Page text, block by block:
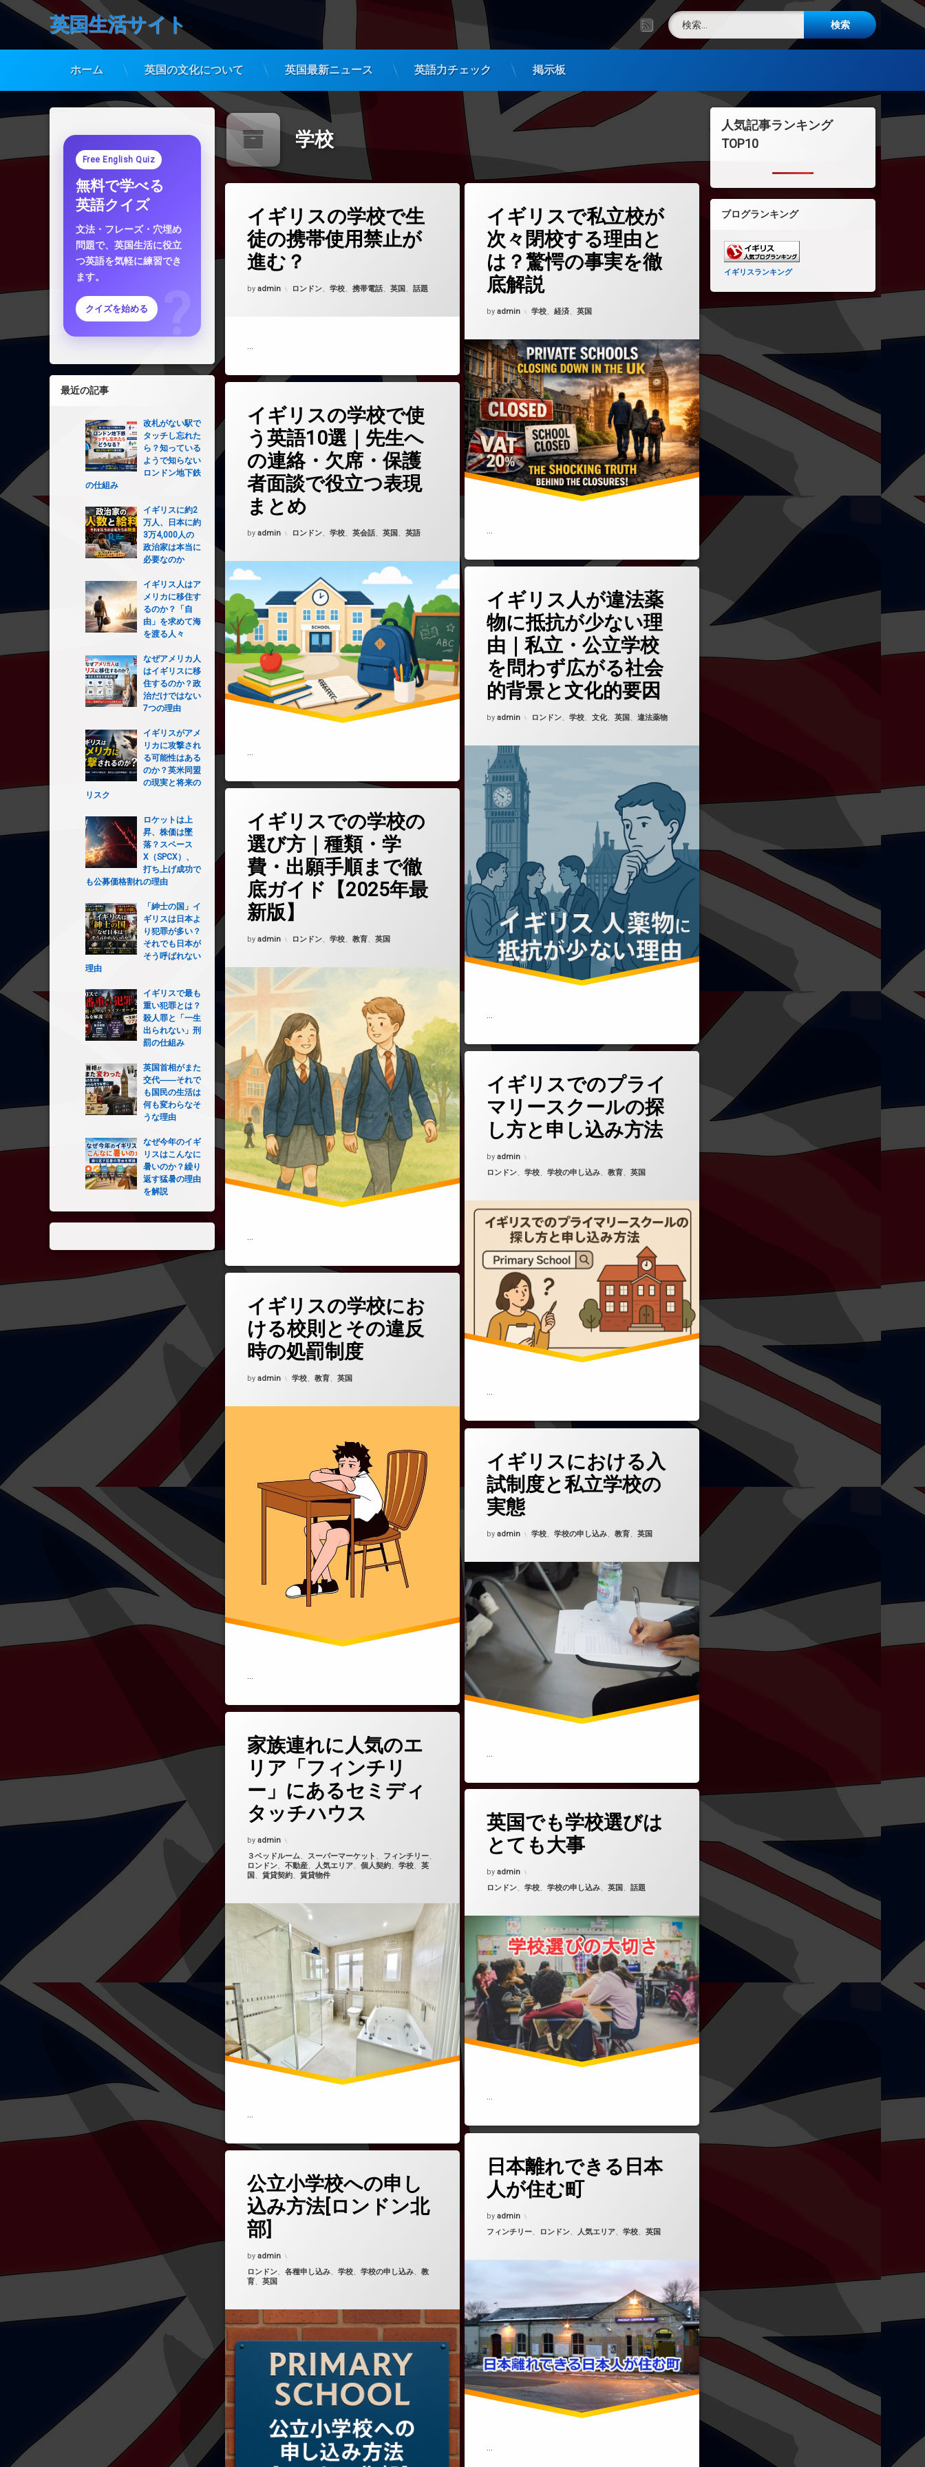
英国生活サイト RSS検索:
ホーム 英国の文化について 英国最新ニュース 英語力チェック 掲示板
学校
イギリスの学校で生
徒の携帯使用禁止が
進む？
Updated on 2026年4月20日
byadmin カテゴリー:
ロンドン、学校、携帯電話、英国 、話題
イギリスで私立校が
次々閉校する理由と
は？驚愕の事実を徹
底解説
Updated on 2026年4月14日
byadmin カテゴリー:
学校、経済、英国
…
(イギリスで私立校が次々閉校する理由とは？驚愕の事実を徹底解説)
イギリスの学校で使
う英語10選｜先生へ
の連絡・欠席・保護
者面談で役立つ表現
まとめ
Updated on 2026年4月11日
byadmin カテゴリー:
ロンドン、学校、英会話、英国 、英語
…
(イギリスの学校で使う英語10選｜先生への連絡・欠席・保護者面談で役立つ表現まとめ)
イギリス人が違法薬
物に抵抗が少ない理
由｜私立・公立学校
を問わず広がる社会
的背景と文化的要因
Updated on 2025年10月25日
byadmin カテゴリー:
ロンドン、学校、文化、英国 、違法薬物
…
(イギリス人が違法薬物に抵抗が少ない理由｜私立・公立学校を問わず広がる社会的背景と文化
イギリスでの学校の
選び方｜種類・学
費・出願手順まで徹
底ガイド【2025年最
新版】
Updated on 2025年10月16日
byadmin カテゴリー:
ロンドン、学校、教育、英国
…
(イギリスでの学校の選び方｜種類・学費・出願手順まで徹底ガイド【2025年最新版】)
イギリスでのプライ
マリースクールの探
し方と申し込み方法
Updated on
byadmin
カテゴリー:
ロンドン、学校、学校の申し込み、教育、英国
…
(イギリスでのプライマリースクールの探し方と申し込み方法)
イギリスの学校にお
ける校則とその違反
時の処罰制度
Updated on 2025年5月24日
byadmin カテゴリー:
学校、教育、英国
…
(イギリスの学校における校則とその違反時の処罰制度)
イギリスにおける入
試制度と私立学校の
実態
Updated on 2025年5月22日
byadmin カテゴリー:
学校、学校の申し込み、教育、英国
(イギリスにおける入試制度と私立学校の実態)
家族連れに人気のエ
リア「フィンチリ
ー」にあるセミディ
タッチハウス
Updated on
byadmin
カテゴリー:
３ベッドルーム、 スーパーマーケット 、 フィンチリー、
ロンドン、不動産、 人気エリア、個人契約、学校、英
国 、賃貸契約、賃貸物件
ロンドンの不動産市場
ロンドンの日本人コミュニティ
ロンドンの賃貸物件
(家族連れに人気のエリア「フィンチリー」にあるセミディタッチハウス)
英国でも学校選びは
とても大事
Updated on
byadmin
カテゴリー:
ロンドン、学校、学校の申し込み、英国 、話題
…
日本離れできる日本
人が住む町
byadmin
カテゴリー:
フィンチリー ロンドン 人気エリア 、学校 、英国
ロンドンの日本人コミュニティ
公立小学校への申し
込み方法[ロンドン北
部]
Updated on
byadmin
カテゴリー:
ロンドン、各種申し込み、学校、学校の申し込み、教
育、英国
ロンドンの公立校へ申し込む
(公立小学校への申し込み方法[ロンドン北部])
Free English Quiz
無料で学べる
英語クイズ
文法・フレーズ・穴埋め
問題で、英国生活に役立
つ英語を気軽に練習でき
ます。
クイズを始める
最近の記事
改札がない駅で
タッチし忘れた
ら？知っている
ようで知らない
ロンドン地下鉄
の仕組み
イギリスに約2
万人、日本に約
3万4,000人の
政治家は本当に
必要なのか
イギリス人はア
メリカに移住す
るのか？「自
由」を求めて海
を渡る人々
なぜアメリカ人
はイギリスに移
住するのか？政
治だけではない
7つの理由
イギリスがアメ
リカに攻撃され
る可能性はある
のか？英米同盟
の現実と将来の
リスク
ロケットは上
昇、株価は墜
落？スペース
X（SPCX）、
打ち上げ成功で
も公募価格割れの理由
「紳士の国」イ
ギリスは日本よ
り犯罪が多い？
それでも日本が
そう呼ばれない
理由
イギリスで最も
重い犯罪とは？
殺人罪と「一生
出られない」刑
罰の仕組み
英国首相がまた
交代――それで
も国民の生活は
何も変わらなそ
うな理由
なぜ今年のイギ
リスはこんなに
暑いのか？繰り
返す猛暑の理由
を解説
人気記事ランキング
TOP10
ブログランキング
イギリスランキング